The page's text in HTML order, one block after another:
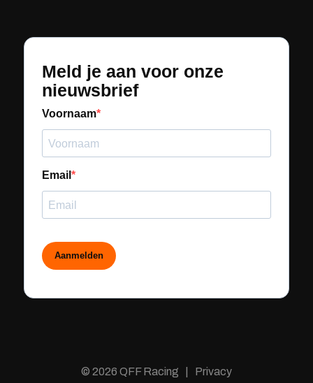
Meld je aan voor onze
nieuwsbrief
Voornaam
Email
Aanmelden
© 2026 QFF Racing | Privacy